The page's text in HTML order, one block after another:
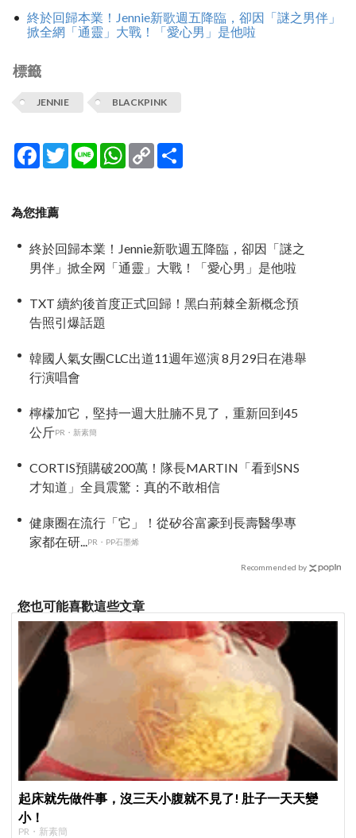
終於回歸本業！Jennie新歌週五降臨，卻因「謎之男伴」
掀全網「通靈」大戰！「愛心男」是他啦
標籤
JENNIE BLACKPINK
Facebook
TwitterLine WhatsApp
Copy
Link
為您推薦
終於回歸本業！Jennie新歌週五降臨，卻因「謎之
男伴」掀全网「通靈」大戰！「愛心男」是他啦
TXT 續約後首度正式回歸！黑白荊棘全新概念預
告照引爆話題
韓國人氣女團CLC出道11週年巡演 8月29日在港舉
行演唱會
檸檬加它，堅持一週大肚腩不見了，重新回到45
公斤PR・新素簡
CORTIS預購破200萬！隊長MARTIN「看到SNS
才知道」全員震驚：真的不敢相信
健康圈在流行「它」！從矽谷富豪到長壽醫學專
家都在研...PR・PP石墨烯
Recommended by
您也可能喜歡這些文章
起床就先做件事，沒三天小腹就不見了! 肚子一天天變
小！
PR・新素簡